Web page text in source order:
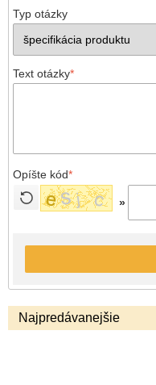
Typ otázky
Text otázky*
Opíšte kód*
»
Najpredávanejšie